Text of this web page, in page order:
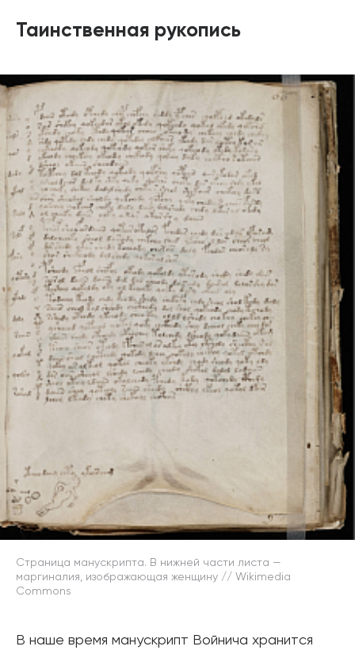
Таинственная рукопись
Страница манускрипта. В нижней части листа —
маргиналия, изображающая женщину // Wikimedia
Commons
В наше время манускрипт Войнича хранится